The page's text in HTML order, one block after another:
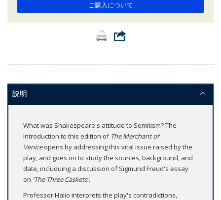
ご購入について
説明
What was Shakespeare's attitude to Semitism? The
Introduction to this edition of The Merchant of
Veniceopens by addressing this vital issue raised by the
play, and goes on to study the sources, background, and
date, includuing a discussion of Sigmund Freud's essay
on 'The Three Caskets'.
Professor Halio interprets the play's contradictions,